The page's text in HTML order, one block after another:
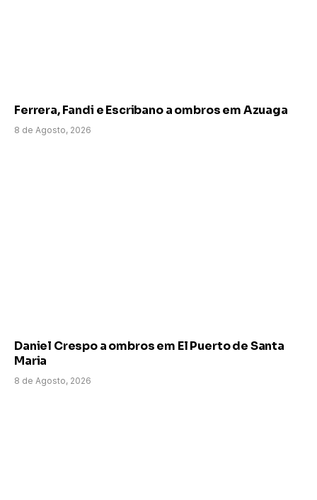
Ferrera, Fandi e Escribano a ombros em Azuaga
8 de Agosto, 2026
Daniel Crespo a ombros em El Puerto de Santa
Maria
8 de Agosto, 2026